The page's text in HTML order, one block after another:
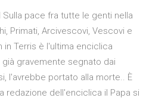
Sulla pace fra tutte le genti nella
Primati, Arcivescovi, Vescovi e
in Terris è l'ultima enciclica
già gravemente segnato dai
l'avrebbe portato alla morte.. È
redazione dell'enciclica il Papa si